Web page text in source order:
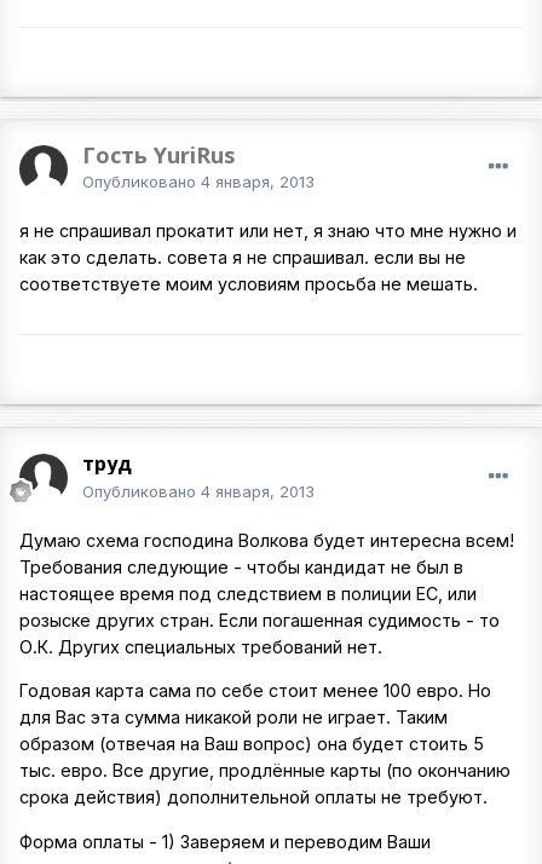
Гость YuriRus
Опубликовано 4 января, 2013
я не спрашивал прокатит или нет, я знаю что мне нужно и
как это сделать. совета я не спрашивал. если вы не
соответствуете моим условиям просьба не мешать.
труд
Опубликовано 4 января, 2013
Думаю схема господина Волкова будет интересна всем!
Требования следующие - чтобы кандидат не был в
настоящее время под следствием в полиции ЕС, или
розыске других стран. Если погашенная судимость - то
О.К. Других специальных требований нет.
Годовая карта сама по себе стоит менее 100 евро. Но
для Вас эта сумма никакой роли не играет. Таким
образом (отвечая на Ваш вопрос) она будет стоить 5
тыс. евро. Все другие, продлённые карты (по окончанию
срока действия) дополнительной оплаты не требуют.
Форма оплаты - 1) Заверяем и переводим Ваши